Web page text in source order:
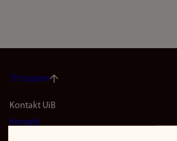
Til toppen
Footer
Kontakt UiB
Kontakt